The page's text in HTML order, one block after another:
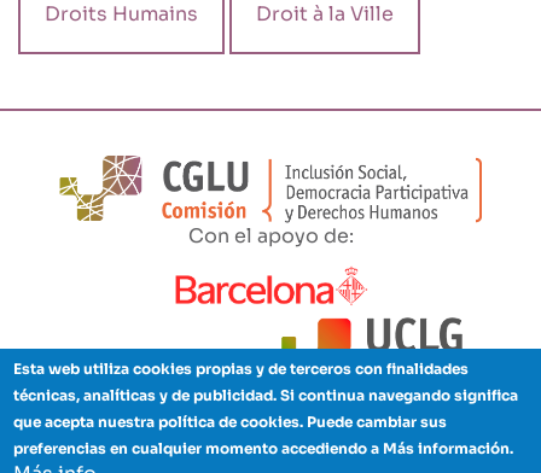
Droits Humains Droit à la Ville
Con el apoyo de:
Aviso legal Política de privacidad Cookies Créditos
Esta web utiliza cookies propias y de terceros con finalidades
técnicas, analíticas y de publicidad. Si continua navegando significa
que acepta nuestra política de cookies. Puede cambiar sus
preferencias en cualquier momento accediendo a Más información.